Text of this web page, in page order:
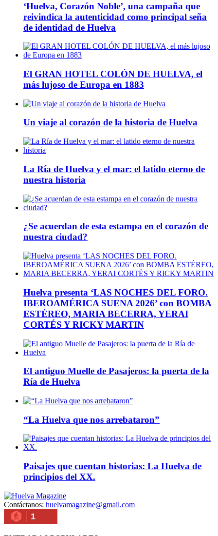
‘Huelva, Corazón Noble’, una campaña que
reivindica la autenticidad como principal seña
de identidad de Huelva
El GRAN HOTEL COLÓN DE HUELVA, el
más lujoso de Europa en 1883
Un viaje al corazón de la historia de Huelva
La Ría de Huelva y el mar: el latido eterno de
nuestra historia
¿Se acuerdan de esta estampa en el corazón de
nuestra ciudad?
Huelva presenta ‘LAS NOCHES DEL FORO.
IBEROAMÉRICA SUENA 2026’ con BOMBA
ESTÉREO, MARIA BECERRA, YERAI
CORTÉS Y RICKY MARTIN
El antiguo Muelle de Pasajeros: la puerta de la
Ría de Huelva
“La Huelva que nos arrebataron”
Paisajes que cuentan historias: La Huelva de
principios del XX.
Contáctanos: huelvamagazine@gmail.com
1